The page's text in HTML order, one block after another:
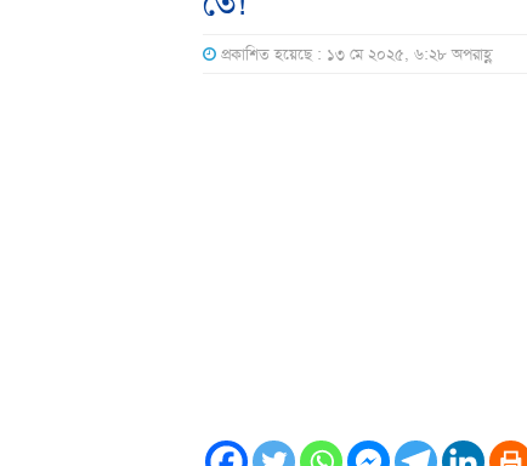
প্রকাশিত হয়েছে : ১৩ মে ২০২৫, ৬:২৮ অপরাহ্ণ